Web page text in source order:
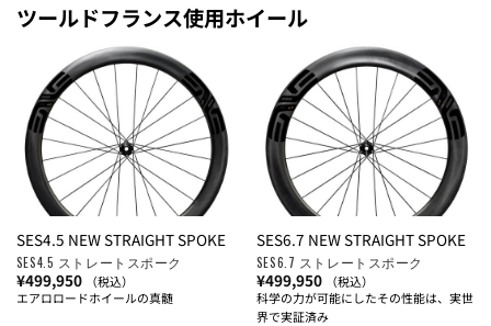
ツールドフランス使用ホイール
SES4.5 NEW STRAIGHT SPOKE
SES4.5 ストレートスポーク
¥499,950
（税込）
エアロロードホイールの真髄
SES6.7 NEW STRAIGHT SPOKE
SES6.7 ストレートスポーク
¥499,950
（税込）
科学の力が可能にしたその性能は、実世
界で実証済み